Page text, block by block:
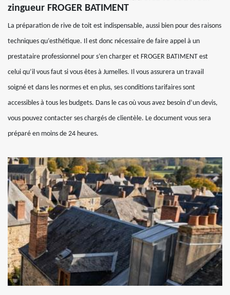
zingueur FROGER BATIMENT
La préparation de rive de toit est indispensable, aussi bien pour des raisons
techniques qu’esthétique. Il est donc nécessaire de faire appel à un
prestataire professionnel pour s’en charger et FROGER BATIMENT est
celui qu’il vous faut si vous êtes à Jumelles. Il vous assurera un travail
soigné et dans les normes et en plus, ses conditions tarifaires sont
accessibles à tous les budgets. Dans le cas où vous avez besoin d’un devis,
vous pouvez contacter ses chargés de clientèle. Le document vous sera
préparé en moins de 24 heures.